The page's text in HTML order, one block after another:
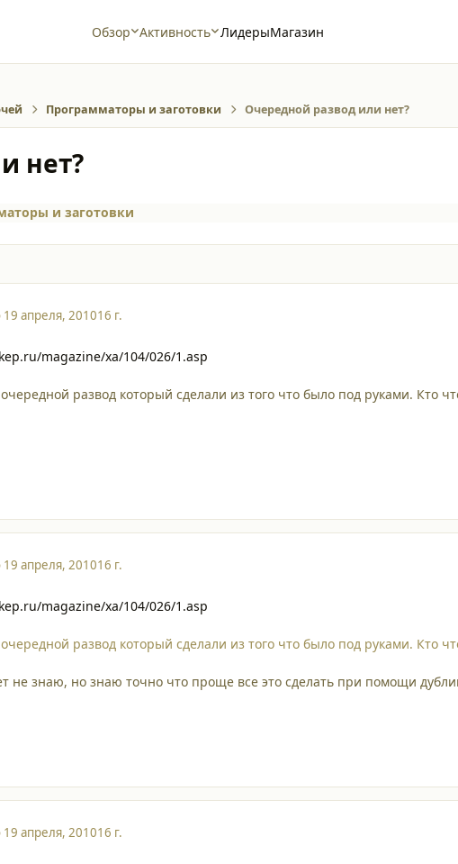
Обзор Активность ЛидерыМагазин
Программаторы и заготовки Очередной развод или нет?
нет?
и заготовки
19 апреля, 201016 г.
magazine/xa/104/026/1.asp
развод который сделали из того что было под руками. Кто
19 апреля, 201016 г.
magazine/xa/104/026/1.asp
развод который сделали из того что было под руками. Кто
не знаю, но знаю точно что проще все это сделать при помощи
19 апреля, 201016 г.